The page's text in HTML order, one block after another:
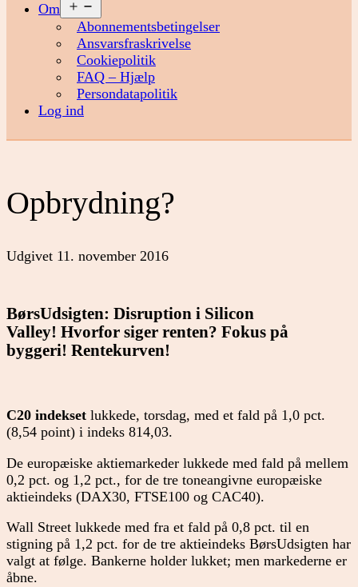
Om
menu
Abonnementsbetingelser
Ansvarsfraskrivelse
Cookiepolitik
FAQ – Hjælp
Persondatapolitik
Log ind
Opbrydning?
Udgivet 11. november 2016
BørsUdsigten: Disruption i Silicon
Valley! Hvorfor siger renten? Fokus på
byggeri! Rentekurven!
C20 indekset lukkede, torsdag, med et fald på 1,0 pct.
(8,54 point) i indeks 814,03.
De europæiske aktiemarkeder lukkede med fald på mellem
0,2 pct. og 1,2 pct., for de tre toneangivne europæiske
aktieindeks (DAX30, FTSE100 og CAC40).
Wall Street lukkede med fra et fald på 0,8 pct. til en
stigning på 1,2 pct. for de tre aktieindeks BørsUdsigten har
valgt at følge. Bankerne holder lukket; men markederne er
åbne.